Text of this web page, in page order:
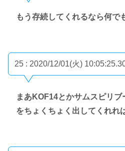
もう存続してくれるなら何で
25 : 2020/12/01(火)
まあKOF14とかサムスピリ
をちょくちょく出してくれれ